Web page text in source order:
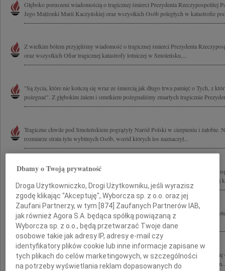
Głęboko poruszeni wiadomością o tragicznej śmierci Prezydenta Rzeczypospolitej
Jego Małżonki Marii Kaczyńskiej oraz wszystkich Osób poległych w katastrofie
Z wielkim bólem przyjęliśmy wiadomość o tragicznej śmierci Prezydenta
oraz wszystkich Ofiar tragicznej katastrofy lotniczej w Smoleńsku,...
"Są życia, które nie kończą się wraz ze śmiercią jak długo trwa pamięć o Tych, z
pożegnać". Z głębokim żalem i smutkiem pożegnaliśmy zmarłych tragicznie
Tragiczne chwile pod Smoleńskiem pogrążyły Naród Polski w cierpieniu i żałobie.
rozmiarze strata tylu wybitnych Osób, wsród których los naznaczył...
Z wielkim bólem przyjęliśmy wiadomość o tragicznej śmierci Prezydenta
Kaczyńskiego i Jego Małżonki Marii Kaczyńskiej oraz wszystkich Ofiar tragicznej
W tamtą tragiczną sobotę, 10 kwietnia 2010 roku, najpierw było niedowierzanie,
są łzy... Katastrofa lotnicza, jaka wydarzyła się pod Smoleńskiem,...
Pogrążeni w bólu żegnamy Prezydenta Lecha Kaczyńskiego i Jego Małżonkę
Zmarłych podczas katastrofy w Smoleńsku Cześć Ich pamięci! Rodzinom i
Dbamy o Twoją prywatność
Droga Użytkowniczko, Drogi Użytkowniku, jeśli wyrazisz
zgodę klikając "Akceptuję", Wyborcza sp. z o.o. oraz jej
Zaufani Partnerzy, w tym [874 ] Zaufanych Partnerów IAB,
jak również Agora S.A. będąca spółką powiązaną z
Wyborcza sp. z o.o., będą przetwarzać Twoje dane
osobowe takie jak adresy IP, adresy e-mail czy
identyfikatory plików cookie lub inne informacje zapisane w
tych plikach do celów marketingowych, w szczególności
na potrzeby wyświetlania reklam dopasowanych do